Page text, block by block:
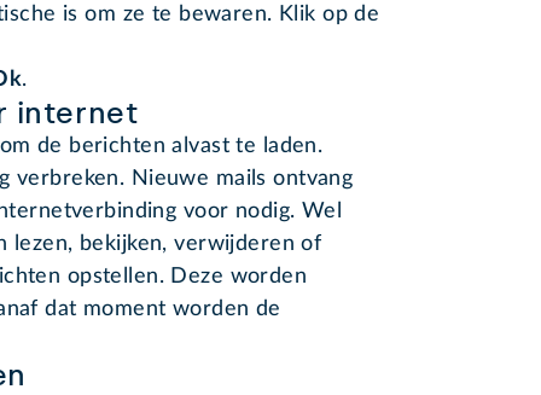
is om ze te bewaren. Klik op de
.
internet
de berichten alvast te laden.
verbreken. Nieuwe mails ontvang
voor nodig. Wel
lezen, bekijken, verwijderen of
opstellen. Deze worden
dat moment worden de